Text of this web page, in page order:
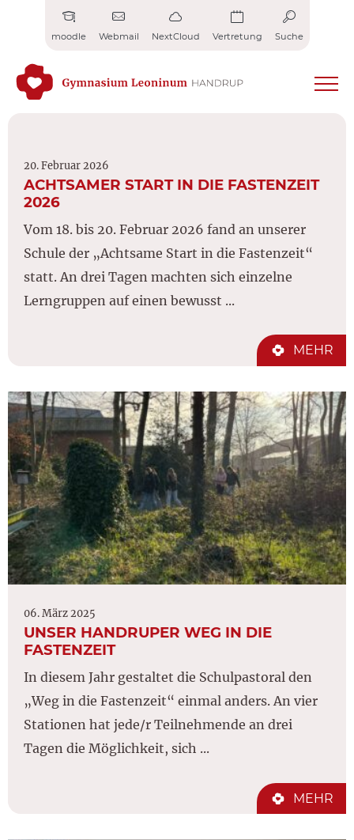
moodle Webmail NextCloud Vertretung Suche
20. Februar 2026
ACHTSAMER START IN DIE FASTENZEIT
2026
Vom 18. bis 20. Februar 2026 fand an unserer
Schule der „Achtsame Start in die Fastenzeit“
statt. An drei Tagen machten sich einzelne
Lerngruppen auf einen bewusst ...
MEHR
06. März 2025
UNSER HANDRUPER WEG IN DIE
FASTENZEIT
In diesem Jahr gestaltet die Schulpastoral den
„Weg in die Fastenzeit“ einmal anders. An vier
Stationen hat jede/r Teilnehmende an drei
Tagen die Möglichkeit, sich ...
MEHR